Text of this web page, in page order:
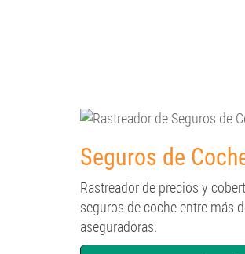
Seguros de
Rastreador de precios y
seguros de coche entre más
aseguradoras.